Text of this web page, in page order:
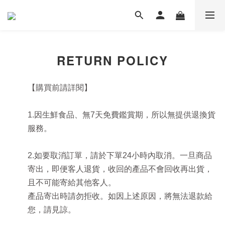
RETURN POLICY
【購買前請詳閱】
1.因生鮮食品、無7天免費鑑賞期，所以無提供退換貨
服務。
2.如要取消訂單，請於下單24小時內取消。一旦商品
寄出，即便客人退貨，收回的產品不會回收再出貨，
且不可能寄給其他客人。
產品寄出時請勿拒收。如因上述原因，將無法退款給
您，請見諒。